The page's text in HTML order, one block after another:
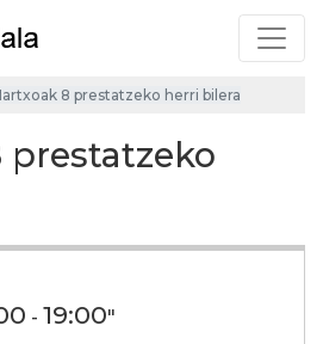
8 prestatzeko herri bilera
prestatzeko
- 19:00"